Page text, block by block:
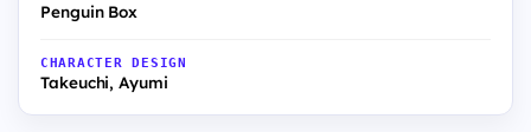
Penguin Box
CHARACTER DESIGN
Takeuchi, Ayumi